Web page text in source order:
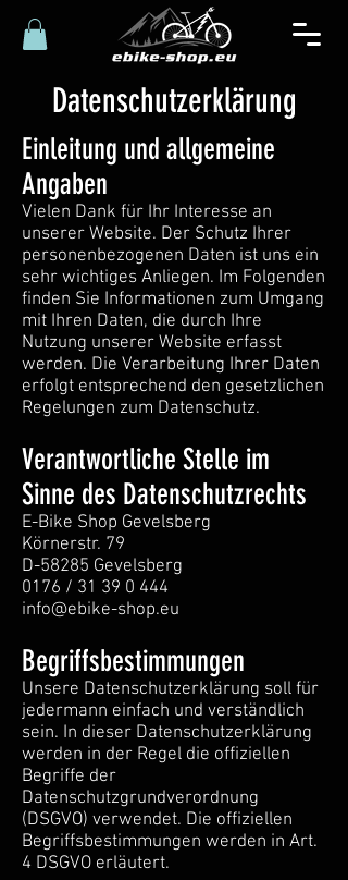
Datenschutzerklärung
Einleitung und allgemeine
Angaben
Vielen Dank für Ihr Interesse an
unserer Website. Der Schutz Ihrer
personenbezogenen Daten ist uns ein
sehr wichtiges Anliegen. Im Folgenden
finden Sie Informationen zum Umgang
mit Ihren Daten, die durch Ihre
Nutzung unserer Website erfasst
werden. Die Verarbeitung Ihrer Daten
erfolgt entsprechend den gesetzlichen
Regelungen zum Datenschutz.
Verantwortliche Stelle im
Sinne des Datenschutzrechts
E-Bike Shop Gevelsberg
Körnerstr. 79
D-58285 Gevelsberg
0176 / 31 39 0 444
info@ebike-shop.eu
Begriffsbestimmungen
Unsere Datenschutzerklärung soll für
jedermann einfach und verständlich
sein. In dieser Datenschutzerklärung
werden in der Regel die offiziellen
Begriffe der
Datenschutzgrundverordnung
(DSGVO) verwendet. Die offiziellen
Begriffsbestimmungen werden in Art.
4 DSGVO erläutert.